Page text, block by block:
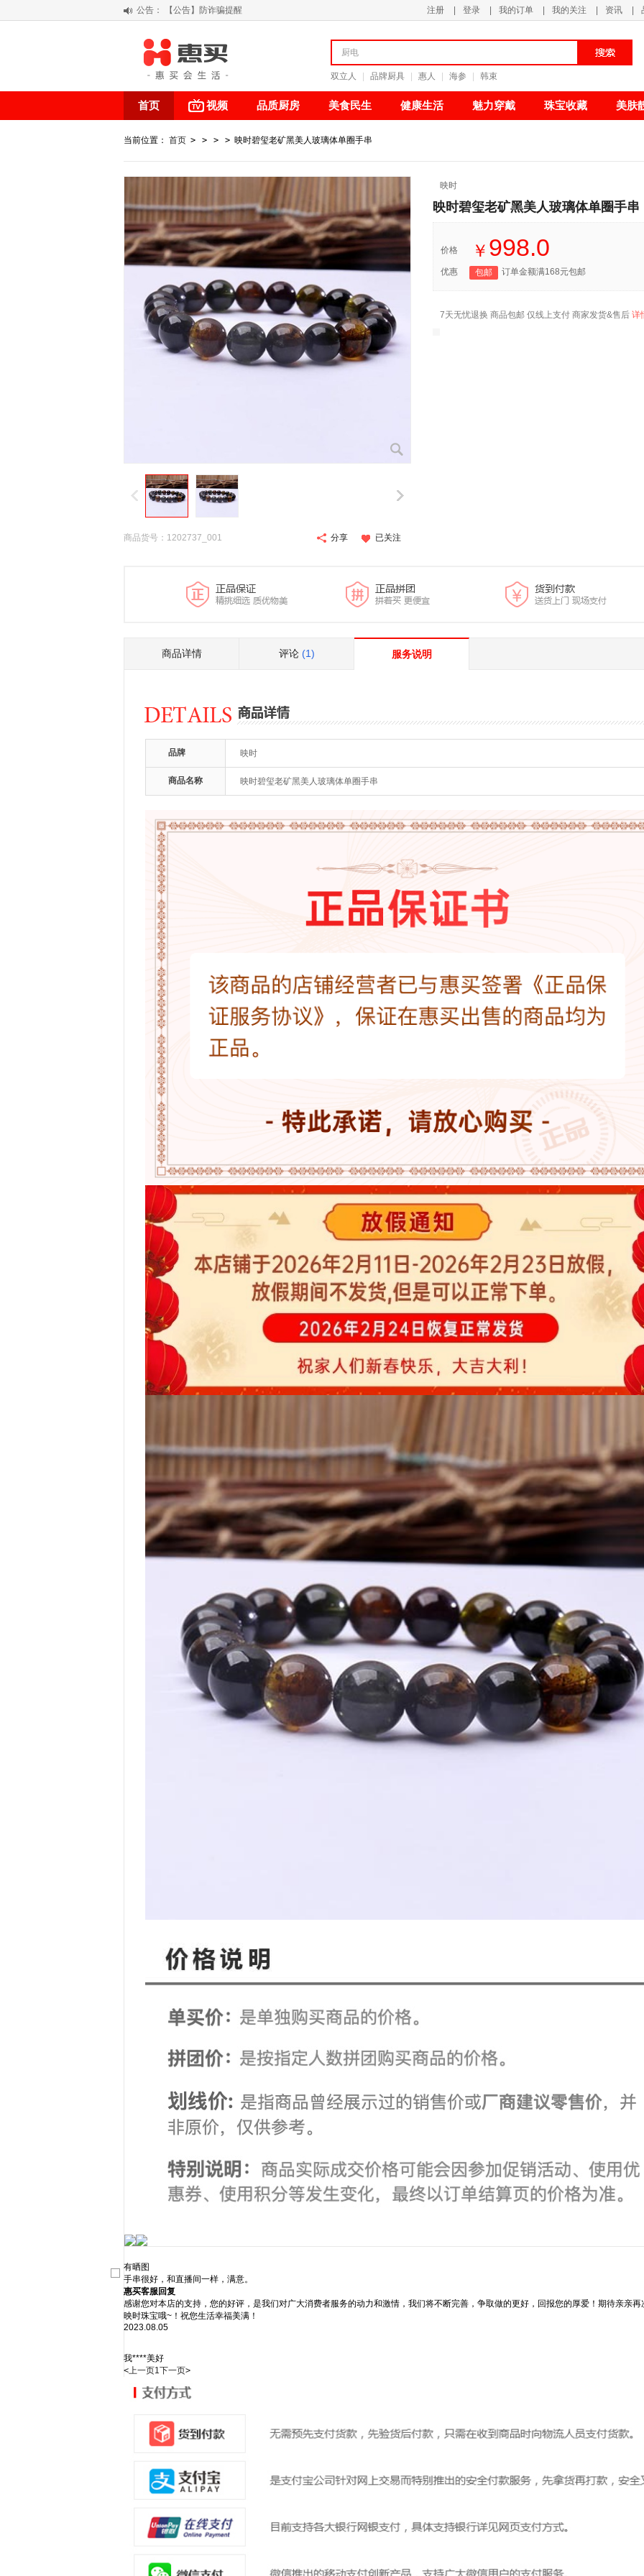
公告：
【公告】防诈骗提醒
阳春三月 惠买带你感受第一颗黄果柑的清新甘甜
关于假冒我公司“惠买小程序“的声明
注册 登录 我的订单 我的关注 资讯
双立人 品牌厨具 惠人 海参 韩束
首页 视频 品质厨房 美食民生 健康生活 魅力穿戴 珠宝收藏 美肤
当前位置： 首页 > > > > 映时碧玺老矿黑美人玻璃体单圈手串
商品货号：1202737_001 分享 已关注
映时
映时碧玺老矿黑美人玻璃体单圈手串
价格 ￥ 998.0
优惠 包邮 订单金额满168元包邮
7天无忧退换 商品包邮 仅线上支付 商家发货&售后 详
商品详情 评论 (1) 服务说明
品牌 映时
商品名称 映时碧玺老矿黑美人玻璃体单圈手串
有晒图
手串很好，和直播间一样，满意。
惠买客服回复
感谢您对本店的支持，您的好评，是我们对广大消费者服务的动力和激情，我们将不断完善，争取做的更好，回报您的厚爱！期待亲亲再
映时珠宝哦~！祝您生活幸福美满！
2023.08.05
我****美好
< 上一页1 下一页>